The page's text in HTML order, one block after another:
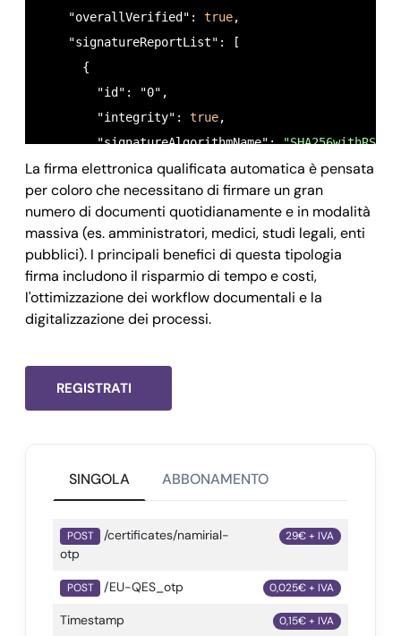
    "overallVerified":
true,
    "signatureReportList": [
      {
        "id": "0",
        "integrity":
true,
        "signatureAlgorithmName":
"SHA256withRSA"
        "subjectDN":
        "issuerDN":
"C=IT,O=Namirial S.p.A./
        "subjectCN":
"ROSSI MARIO" ,
        "issuerCN":
"Namirial CA Firma
        "serialNumber":
"5557601230250214000"
        "signerCertificateStatus":
"VALID"
        "signerCertificateNotBefore":
        "signerCertificateRevocationDate":
        "issuerCertificateStatus":
        "qcComplianceStatus":
"VALID",
        "derEncodedSignerCert":
"BASE64string"
      }
La firma elettronica qualificata automatica è pensata
per coloro che necessitano di firmare un gran
numero di documenti quotidianamente e in modalità
massiva (es. amministratori, medici, studi legali, enti
pubblici). I principali benefici di questa tipologia
firma includono il risparmio di tempo e costi,
l'ottimizzazione dei workflow documentali e la
digitalizzazione dei processi.
REGISTRATI
SINGOLA ABBONAMENTO
POST
/certificates/namirial-
otp
29€ + IVA
POST /EU-QES_otp 0,025€ + IVA
Timestamp 0,15€ + IVA